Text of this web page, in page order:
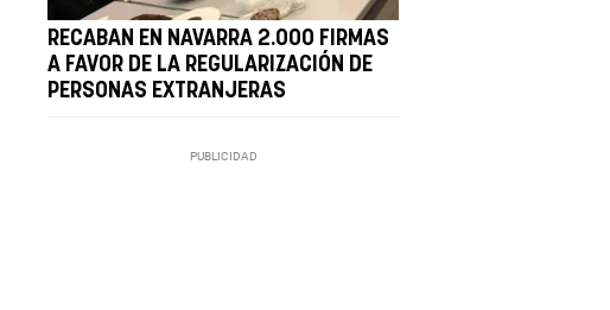
RECABAN EN NAVARRA 2.000 FIRMAS
A FAVOR DE LA REGULARIZACIÓN DE
PERSONAS EXTRANJERAS